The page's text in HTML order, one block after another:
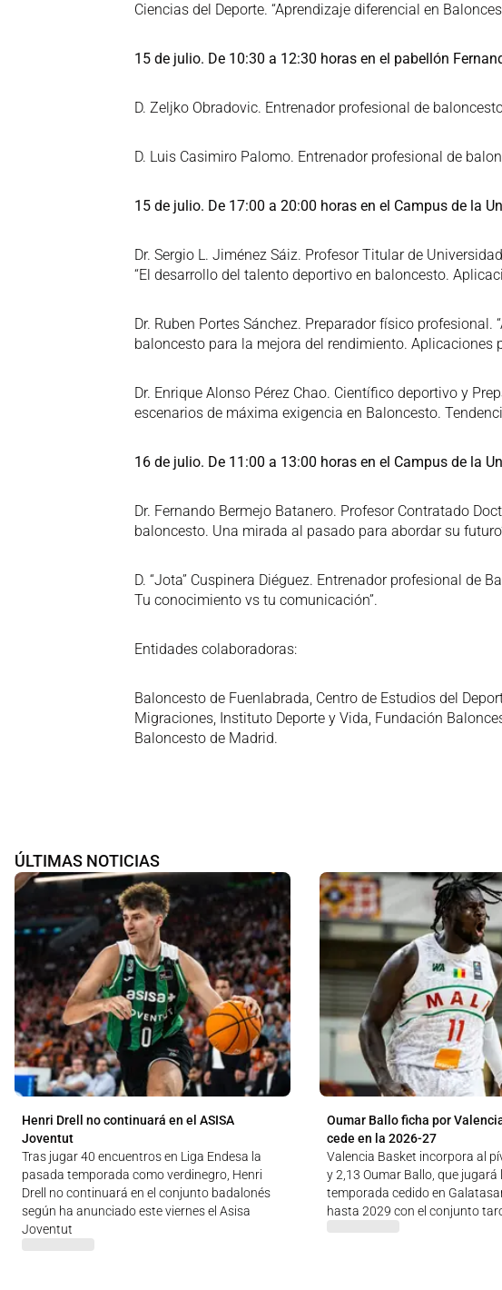
Ciencias del Deporte. “Aprendizaje diferencial en
15 de julio. De 10:30 a 12:30 horas en el pabellón
D. Zeljko Obradovic. Entrenador profesional de
D. Luis Casimiro Palomo. Entrenador profesional de
15 de julio. De 17:00 a 20:00 horas en el Campus de la
Dr. Sergio L. Jiménez Sáiz. Profesor Titular de
“El desarrollo del talento deportivo en baloncesto.
Dr. Ruben Portes Sánchez. Preparador físico
baloncesto para la mejora del rendimiento. Aplicaciones
Dr. Enrique Alonso Pérez Chao. Científico deportivo y
escenarios de máxima exigencia en Baloncesto.
16 de julio. De 11:00 a 13:00 horas en el Campus de la
Dr. Fernando Bermejo Batanero. Profesor Contratado
baloncesto. Una mirada al pasado para abordar su
D. “Jota” Cuspinera Diéguez. Entrenador profesional de
Tu conocimiento vs tu comunicación”.
Entidades colaboradoras:
Baloncesto de Fuenlabrada, Centro de Estudios del
Migraciones, Instituto Deporte y Vida, Fundación
Baloncesto de Madrid.
ÚLTIMAS NOTICIAS
Henri Drell no continuará en el ASISA
Joventut
Tras jugar 40 encuentros en Liga Endesa la
pasada temporada como verdinegro, Henri
Drell no continuará en el conjunto badalonés
según ha anunciado este viernes el Asisa
Joventut
Oumar Ballo ficha por
cede en la 2026-27
Valencia Basket incorpora al
y 2,13 Oumar Ballo, que jugará
temporada cedido en
hasta 2029 con el conjunto